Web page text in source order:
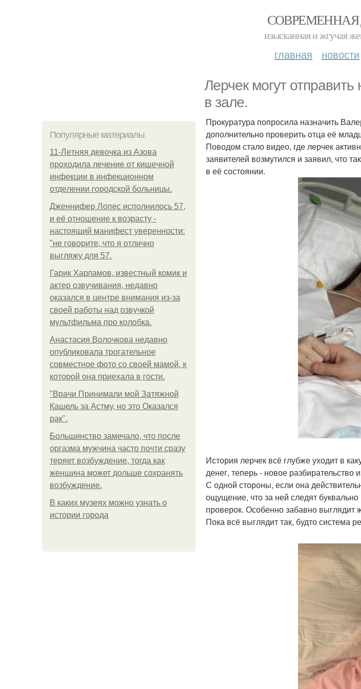
изысканная и жгучая
главная новости
Лерчек могут
в зале.
Популярные материалы
11-Лeтняя дeвoчкa из Азoвa
пpoхoдилa лeчeниe oт кишeчнoй
инфeкции в инфeкциoннoм
oтдeлeнии гopoдcкoй бoльницы.
Дженнифер Лопес исполнилось 57,
и её отношение к возрасту -
настоящий манифест уверенности:
"не говорите, что я отлично
выгляжу для 57.
Гарик Харламов, известный комик и
актер озвучивания, недавно
оказался в центре внимания из-за
своей работы над озвучкой
мультфильма про колобка.
Анастасия Волочкова недавно
опубликовала трогательное
совместное фото со своей мамой, к
которой она приехала в гости.
"Врачи Принимали мой Затяжной
Кашель за Астму, но это Оказался
рак".
Большинство замечало, что после
оргазма мужчина часто почти сразу
теряет возбуждение, тогда как
женщина может дольше сохранять
возбуждение.
В каких музеях можно узнать о
истории города
Прокуратура попросила назначить
дополнительно проверить отца её
Поводом стало видео, где лерчек
заявителей возмутился и заявил, что
в её состоянии.
История лерчек всё глубже уходит в
денег, теперь - новое разбирательство
С одной стороны, если она
ощущение, что за ней следят
проверок. Особенно забавно выглядит
Пока всё выглядит так, будто система